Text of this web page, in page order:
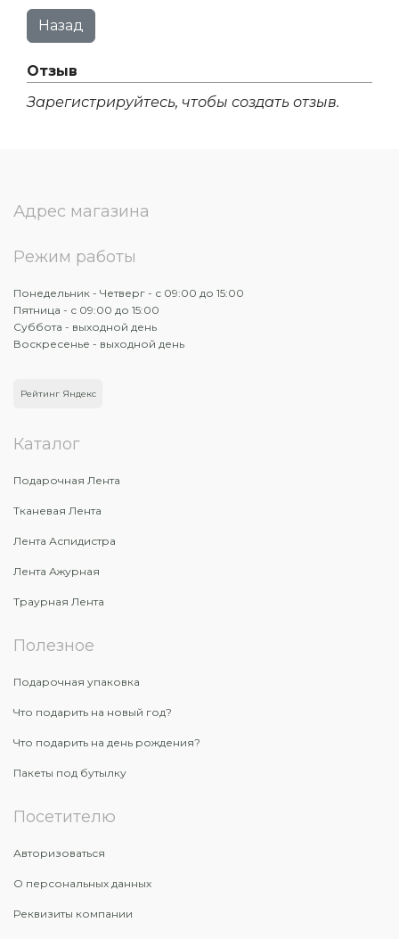
Отзыв
Зарегистрируйтесь, чтобы создать отзыв.
Адрес магазина
Режим работы
Понедельник - Четверг - с 09:00 до 15:00
Пятница - с 09:00 до 15:00
Суббота - выходной день
Воскресенье - выходной день
Рейтинг Яндекс
Каталог
Подарочная Лента
Тканевая Лента
Лента Аспидистра
Лента Ажурная
Траурная Лента
Полезное
Подарочная упаковка
Что подарить на новый год?
Что подарить на день рождения?
Пакеты под бутылку
Посетителю
Авторизоваться
О персональных данных
Реквизиты компании